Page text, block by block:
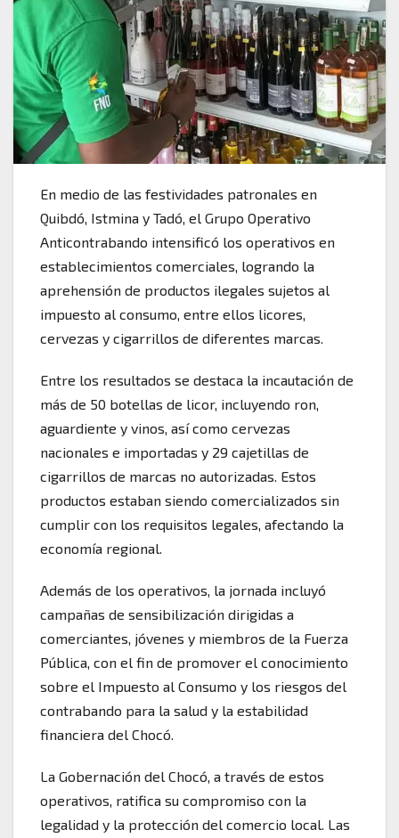
En medio de las festividades patronales en
Quibdó, Istmina y Tadó, el Grupo Operativo
Anticontrabando intensificó los operativos en
establecimientos comerciales, logrando la
aprehensión de productos ilegales sujetos al
impuesto al consumo, entre ellos licores,
cervezas y cigarrillos de diferentes marcas.
Entre los resultados se destaca la incautación de
más de 50 botellas de licor, incluyendo ron,
aguardiente y vinos, así como cervezas
nacionales e importadas y 29 cajetillas de
cigarrillos de marcas no autorizadas. Estos
productos estaban siendo comercializados sin
cumplir con los requisitos legales, afectando la
economía regional.
Además de los operativos, la jornada incluyó
campañas de sensibilización dirigidas a
comerciantes, jóvenes y miembros de la Fuerza
Pública, con el fin de promover el conocimiento
sobre el Impuesto al Consumo y los riesgos del
contrabando para la salud y la estabilidad
financiera del Chocó.
La Gobernación del Chocó, a través de estos
operativos, ratifica su compromiso con la
legalidad y la protección del comercio local. Las